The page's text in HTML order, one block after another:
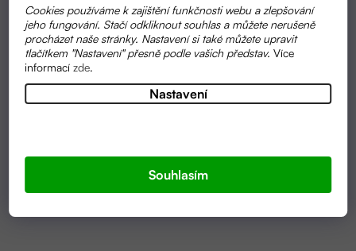
Cookies používáme k zajištění funkčnosti webu a zlepšování
jeho fungování. Stačí odkliknout souhlas a můžete nerušeně
procházet naše stránky. Nastavení si také můžete upravit
tlačítkem "Nastavení" přesně podle vašich představ.Více
informacízde.
Nastavení
Souhlasím
hodnocení
SKLADEM
399 KČ